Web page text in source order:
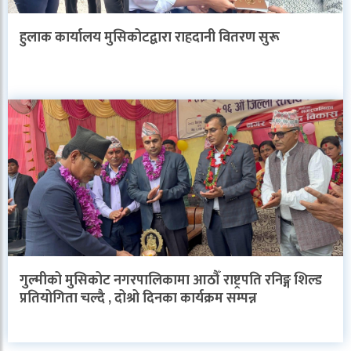
हुलाक कार्यालय मुसिकोटद्वारा राहदानी वितरण सुरू
गुल्मीको मुसिकोट नगरपालिकामा आठौँ राष्ट्रपति रनिङ्ग शिल्ड
प्रतियोगिता चल्दै , दोश्रो दिनका कार्यक्रम सम्पन्न